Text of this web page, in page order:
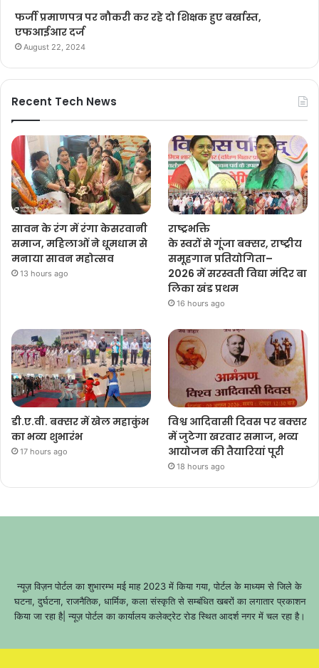
फर्जी प्रमाणपत्र पर नौकरी कर रहे दो शिक्षक हुए बर्खास्त,
एफआईआर दर्ज
August 22, 2024
Recent Tech News
सावन के रंग में रंगा केसरवानी
समाज, महिलाओं ने धूमधाम से
मनाया सावन महोत्सव
13 hours ago
राष्ट्रभक्ति
के स्वरों से गूंजा बक्सर, राष्ट्रीय
समूहगान प्रतियोगिता–
2026 में सरस्वती विद्या मंदिर बा
लिका खंड प्रथम
16 hours ago
डी.ए.वी. बक्सर में खेल महाकुंभ
का भव्य शुभारंभ
17 hours ago
विश्व आदिवासी दिवस पर बक्सर
में जुटेगा खरवार समाज, भव्य
आयोजन की तैयारियां पूरी
18 hours ago
न्यूज़ विज़न पोर्टल का शुभारम्भ मई माह 2023 में किया गया, पोर्टल के माध्यम से जिले के
घटना, दुर्घटना, राजनैतिक, धार्मिक, कला संस्कृति से सम्बंधित खबरों का लगातार प्रकाशन
किया जा रहा है| न्यूज़ पोर्टल का कार्यालय कलेक्ट्रेट रोड स्थित आदर्श नगर में चल रहा है।